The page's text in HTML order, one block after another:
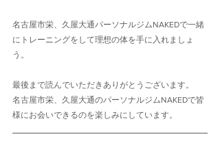
名古屋市栄、久屋大通パーソナルジムNAKEDで一緒
にトレーニングをして理想の体を手に入れましょ
う。
最後まで読んでいただきありがとうございます。
名古屋市栄、久屋大通のパーソナルジムNAKEDで皆
様にお会いできるのを楽しみにしています。